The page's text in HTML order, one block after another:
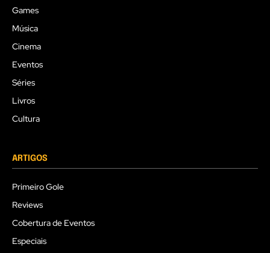
Games
Música
Cinema
Eventos
Séries
Livros
Cultura
ARTIGOS
Primeiro Gole
Reviews
Cobertura de Eventos
Especiais